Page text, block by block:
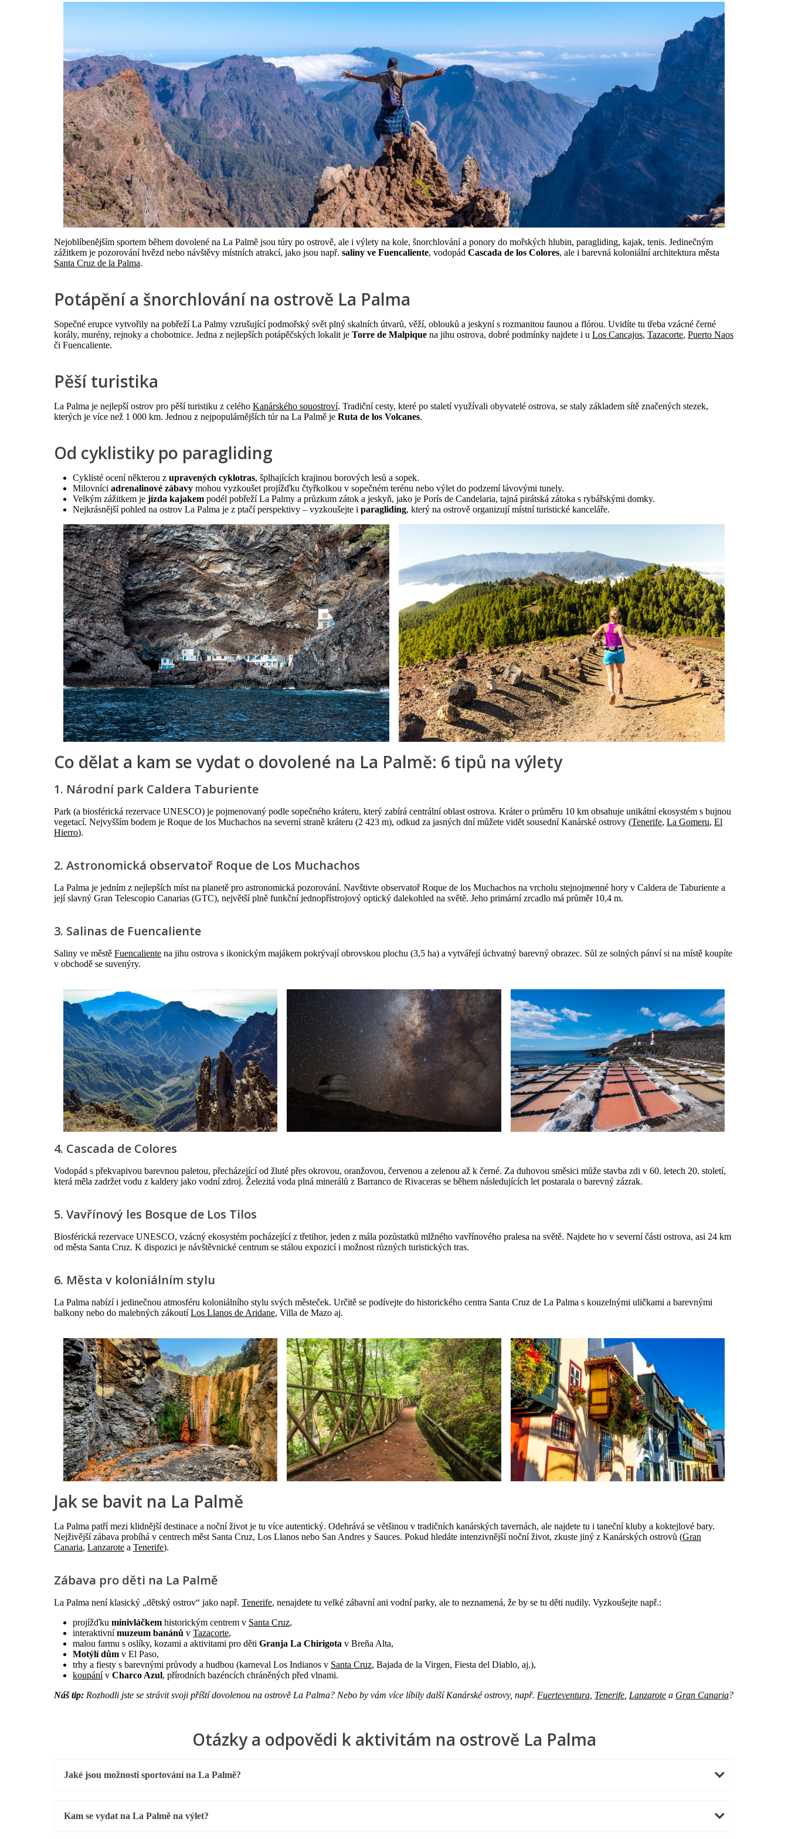
Nejoblíbenějším sportem během dovolené na La Palmě jsou túry po ostrově, ale i výlety na kole, šnorchlování a ponory do mořských hlubin, paragliding, kajak, tenis. Jedinečným
zážitkem je pozorování hvězd nebo návštěvy místních atrakcí, jako jsou např. saliny ve Fuencaliente, vodopád Cascada de los Colores, ale i barevná koloniální architektura města
Santa Cruz de la Palma.
Potápění a šnorchlování na ostrově La Palma
Sopečné erupce vytvořily na pobřeží La Palmy vzrušující podmořský svět plný skalních útvarů, věží, oblouků a jeskyní s rozmanitou faunou a flórou. Uvidíte tu třeba vzácné černé
korály, murény, rejnoky a chobotnice. Jedna z nejlepších potápěčských lokalit je Torre de Malpique na jihu ostrova, dobré podmínky najdete i u Los Cancajos, Tazacorte, Puerto Naos
či Fuencaliente.
Pěší turistika
La Palma je nejlepší ostrov pro pěší turistiku z celého Kanárského souostroví. Tradiční cesty, které po staletí využívali obyvatelé ostrova, se staly základem sítě značených stezek,
kterých je více než 1 000 km. Jednou z nejpopulárnějších túr na La Palmě je Ruta de los Volcanes.
Od cyklistiky po paragliding
Cyklisté ocení některou z upravených cyklotras, šplhajících krajinou borových lesů a sopek.
Milovníci adrenalinové zábavy mohou vyzkoušet projížďku čtyřkolkou v sopečném terénu nebo výlet do podzemí lávovými tunely.
Velkým zážitkem je jízda kajakem podél pobřeží La Palmy a průzkum zátok a jeskyň, jako je Porís de Candelaria, tajná pirátská zátoka s rybářskými domky.
Nejkrásnější pohled na ostrov La Palma je z ptačí perspektivy – vyzkoušejte i paragliding, který na ostrově organizují místní turistické kanceláře.
Co dělat a kam se vydat o dovolené na La Palmě: 6 tipů na výlety
1. Národní park Caldera Taburiente
Park (a biosférická rezervace UNESCO) je pojmenovaný podle sopečného kráteru, který zabírá centrální oblast ostrova. Kráter o průměru 10 km obsahuje unikátní ekosystém s bujnou
vegetací. Nejvyšším bodem je Roque de los Muchachos na severní straně kráteru (2 423 m), odkud za jasných dní můžete vidět sousední Kanárské ostrovy (Tenerife, La Gomeru, El
Hierro).
2. Astronomická observatoř Roque de Los Muchachos
La Palma je jedním z nejlepších míst na planetě pro astronomická pozorování. Navštivte observatoř Roque de los Muchachos na vrcholu stejnojmenné hory v Caldera de Taburiente a
její slavný Gran Telescopio Canarias (GTC), největší plně funkční jednopřístrojový optický dalekohled na světě. Jeho primární zrcadlo má průměr 10,4 m.
3. Salinas de Fuencaliente
Saliny ve městě Fuencaliente na jihu ostrova s ikonickým majákem pokrývají obrovskou plochu (3,5 ha) a vytvářejí úchvatný barevný obrazec. Sůl ze solných pánví si na místě koupíte
v obchodě se suvenýry.
4. Cascada de Colores
Vodopád s překvapivou barevnou paletou, přecházející od žluté přes okrovou, oranžovou, červenou a zelenou až k černé. Za duhovou směsici může stavba zdi v 60. letech 20. století,
která měla zadržet vodu z kaldery jako vodní zdroj. Železitá voda plná minerálů z Barranco de Rivaceras se během následujících let postarala o barevný zázrak.
5. Vavřínový les Bosque de Los Tilos
Biosférická rezervace UNESCO, vzácný ekosystém pocházející z třetihor, jeden z mála pozůstatků mlžného vavřínového pralesa na světě. Najdete ho v severní části ostrova, asi 24 km
od města Santa Cruz. K dispozici je návštěvnické centrum se stálou expozicí i možnost různých turistických tras.
6. Města v koloniálním stylu
La Palma nabízí i jedinečnou atmosféru koloniálního stylu svých městeček. Určitě se podívejte do historického centra Santa Cruz de La Palma s kouzelnými uličkami a barevnými
balkony nebo do malebných zákoutí Los Llanos de Aridane, Villa de Mazo aj.
Jak se bavit na La Palmě
La Palma patří mezi klidnější destinace a noční život je tu více autentický. Odehrává se většinou v tradičních kanárských tavernách, ale najdete tu i taneční kluby a koktejlové bary.
Nejživější zábava probíhá v centrech měst Santa Cruz, Los Llanos nebo San Andres y Sauces. Pokud hledáte intenzivnější noční život, zkuste jiný z Kanárských ostrovů (Gran
Canaria, Lanzarote a Tenerife).
Zábava pro děti na La Palmě
La Palma není klasický „dětský ostrov“ jako např. Tenerife, nenajdete tu velké zábavní ani vodní parky, ale to neznamená, že by se tu děti nudily. Vyzkoušejte např.:
projížďku minivláčkem historickým centrem v Santa Cruz,
interaktivnímuzeum banánů v Tazacorte,
malou farmu s oslíky, kozami a aktivitami pro děti Granja La Chirigota v Breña Alta,
Motýlí dům v El Paso,
trhy a fiesty s barevnými průvody a hudbou (karneval Los Indianos v Santa Cruz, Bajada de la Virgen, Fiesta del Diablo, aj.),
koupánív Charco Azul, přírodních bazéncích chráněných před vlnami.
Náš tip: Rozhodli jste se strávit svoji příští dovolenou na ostrově La Palma? Nebo by vám více líbily další Kanárské ostrovy, např. Fuerteventura Tenerife Lanzarote a Gran Canaria?
Otázky a odpovědi k aktivitám na ostrově La Palma
Jaké jsou možnosti sportování na La Palmě?
Kam se vydat na La Palmě na výlet?